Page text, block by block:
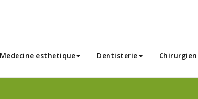
Medecine esthetique Dentisterie